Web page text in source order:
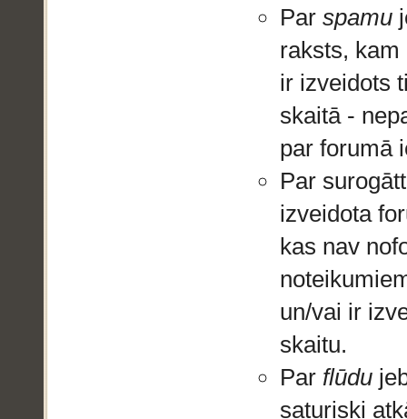
Par spamu
raksts, kam
ir izveidots
skaitā -
par forumā
Par
izveidota
kas nav
un/vai ir
skaitu.
Par flūdu
saturiski